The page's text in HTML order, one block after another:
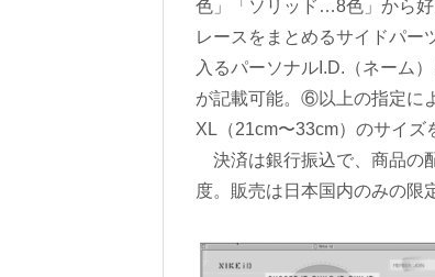
色」「ソリッド…8色」から
レースをまとめるサイドパ
入るパーソナルI.D.（ネーム
が記載可能。⑥以上の指定に
XL（21cm〜33cm）のサイズ
決済は銀行振込で、商品の
度。販売は日本国内のみの限